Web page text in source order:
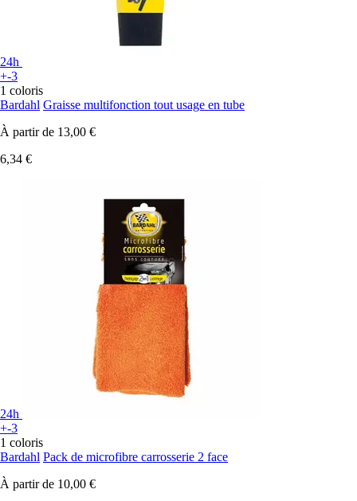
24h
+-3
1 coloris
Bardahl Graisse multifonction tout usage en tube
À partir de 13,00 €
6,34 €
24h
+-3
1 coloris
Bardahl Pack de microfibre carrosserie 2 face
À partir de 10,00 €